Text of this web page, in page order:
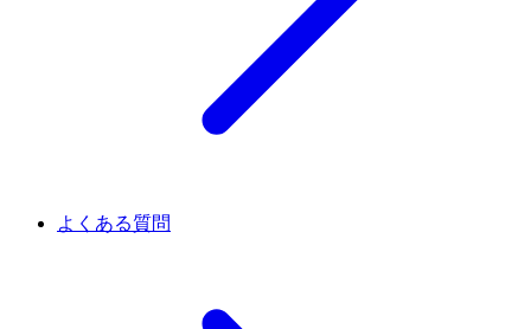
よくある質問